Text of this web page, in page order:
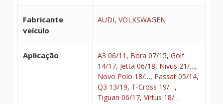
Fabricante
veículo
AUDI, VOLKSWAGEN
Aplicação A3 06/11 , Bora 07/15, Golf
14/17, Jetta 06/18, Nivus 21/…,
Novo Polo 18/…, Passat 05/14,
Q3 13/19, T-Cross 19/…,
Tiguan 06/17, Virtus 18/…